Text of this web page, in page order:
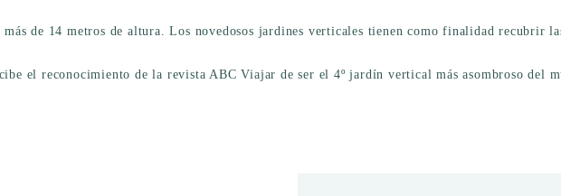
de 14 metros de altura. Los novedosos jardines verticales tienen como finalidad recubrir
el reconocimiento de la revista ABC Viajar de ser el 4º jardín vertical más asombroso del